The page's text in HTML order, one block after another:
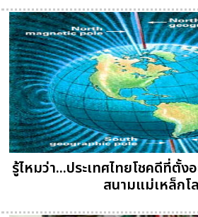
รู้ไหมว่า...ประเทศไทยโชคดีที่ตั้
สนามแม่เหล็กโ